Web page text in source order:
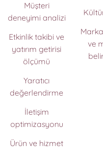
Müşteri
deneyimi analizi
Etkinlik takibi ve
yatırım getirisi
ölçümü
Yaratıcı
değerlendirme
İletişim
optimizasyonu
Ürün ve hizmet
ve